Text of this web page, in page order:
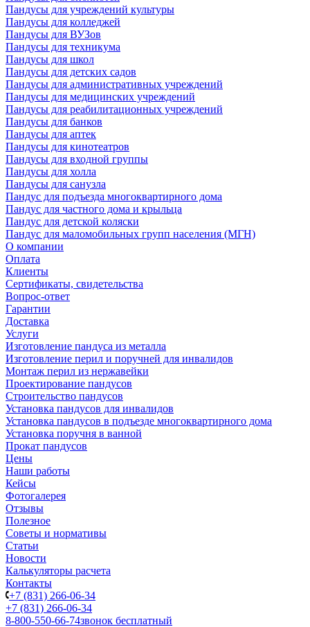
Пандусы для учреждений культуры
Пандусы для колледжей
Пандусы для ВУЗов
Пандусы для техникума
Пандусы для школ
Пандусы для детских садов
Пандусы для административных учреждений
Пандусы для медицинских учреждений
Пандусы для реабилитационных учреждений
Пандусы для банков
Пандусы для аптек
Пандусы для кинотеатров
Пандусы для входной группы
Пандусы для холла
Пандусы для санузла
Пандус для подъезда многоквартирного дома
Пандус для частного дома и крыльца
Пандус для детской коляски
Пандус для маломобильных групп населения (МГН)
О компании
Оплата
Клиенты
Сертификаты, свидетельства
Вопрос-ответ
Гарантии
Доставка
Услуги
Изготовление пандуса из металла
Изготовление перил и поручней для инвалидов
Монтаж перил из нержавейки
Проектирование пандусов
Строительство пандусов
Установка пандусов для инвалидов
Установка пандусов в подъезде многоквартирного дома
Установка поручня в ванной
Прокат пандусов
Цены
Наши работы
Кейсы
Фотогалерея
Отзывы
Полезное
Советы и нормативы
Статьи
Новости
Калькуляторы расчета
Контакты
+7 (831) 266-06-34
+7 (831) 266-06-34
8-800-550-66-74звонок бесплатный